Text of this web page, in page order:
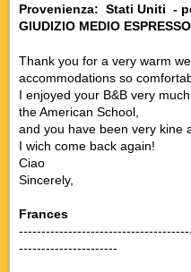
Provenienza: Stati Uniti -
GIUDIZIO MEDIO
Thank you for a very warm
accommodations so
I enjoyed your B&B very
the American School,
and you have been very kine
I wich come back again!
Ciao
Sincerely,
Frances
----------------------